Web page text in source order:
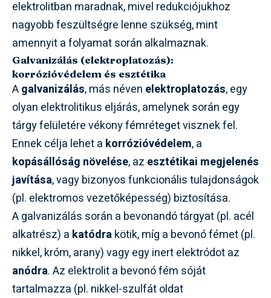
elektrolitban maradnak, mivel redukciójukhoz
nagyobb feszültségre lenne szükség, mint
amennyit a folyamat során alkalmaznak.
Galvanizálás (elektroplatozás):
korrózióvédelem és esztétika
Agalvanizálás, más néven elektroplatozás, egy
olyan elektrolitikus eljárás, amelynek során egy
tárgy felületére vékony fémréteget visznek fel.
Ennek célja lehet a korrózióvédelem, a
kopásállóság növelése, az esztétikai megjelenés
javítása, vagy bizonyos funkcionális tulajdonságok
(pl. elektromos vezetőképesség) biztosítása.
A galvanizálás során a bevonandó tárgyat (pl. acél
alkatrész) a katódrakötik, míg a bevonó fémet (pl.
nikkel, króm, arany) vagy egy inert elektródot az
anódra. Az elektrolit a bevonó fém sóját
tartalmazza (pl. nikkel-szulfát oldat